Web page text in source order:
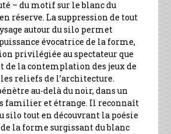
– du motif sur le blanc du
réserve. La suppression de tout
autour du silo permet
évocatrice de la forme,
privilégiée au spectateur que
la contemplation des jeux de
reliefs de l’architecture.
au-delà du noir, dans un
familier et étrange. Il reconnaît
silo tout en découvrant la poésie
la forme surgissant du blanc